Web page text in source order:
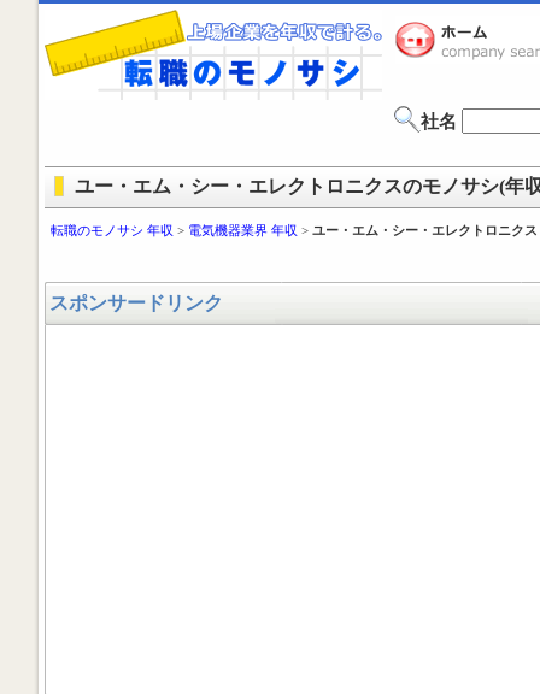
社名
ユー・エム・シー・エレクトロニクスのモノサシ(年
転職のモノサシ 年収 > 電気機器業界 年収 > ユー・エム・シー・エレクトロニクス
スポンサードリンク